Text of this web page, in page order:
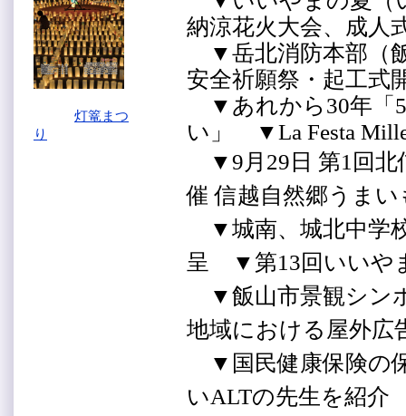
灯篭まつ
り
納涼花火大会、成人
▼岳北消防本部（
安全祈願祭・起工式
▼あれから30年「
い」 ▼La Festa
▼9月29日 第1回北
催 信越自然郷うまい
▼城南、城北中学
呈 ▼第13回いいや
▼飯山市景観シン
地域における屋外広
▼国民健康保険の
いALTの先生を紹介